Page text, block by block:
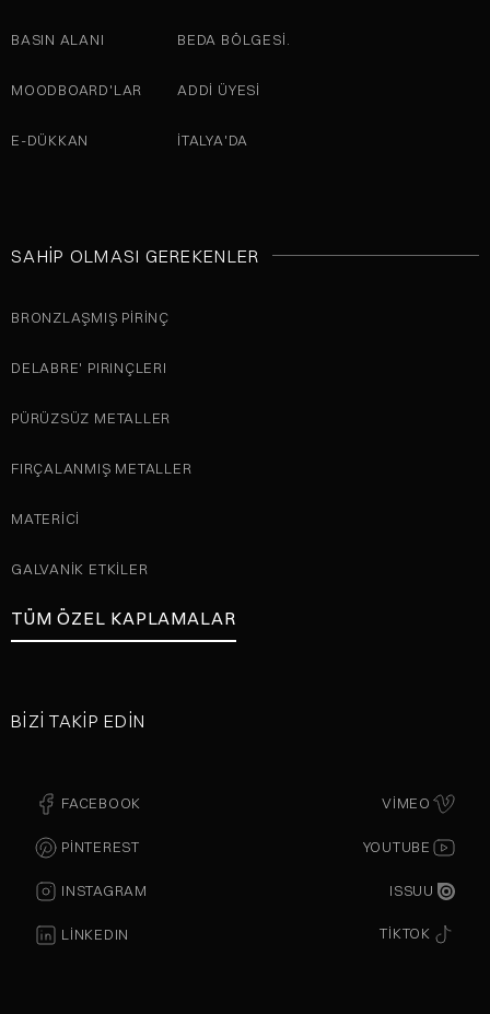
BASIN ALANI
MOODBOARD'LAR
E-DÜKKAN
BEDA BÖLGESI.
ADDI ÜYESI
İTALYA'DA
SAHIP OLMASI GEREKENLER
BRONZLAŞMIŞ PIRINÇ
DELABRE' PIRINÇLERI
PÜRÜZSÜZ METALLER
FIRÇALANMIŞ METALLER
MATERICI
GALVANIK ETKILER
TÜM ÖZEL KAPLAMALAR
BIZI TAKIP EDIN
FACEBOOK
PINTEREST
INSTAGRAM
LINKEDIN
VIMEO
YOUTUBE
ISSUU
TIKTOK